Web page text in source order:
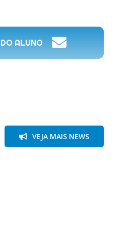
ALUNO
VEJA MAIS NEWS